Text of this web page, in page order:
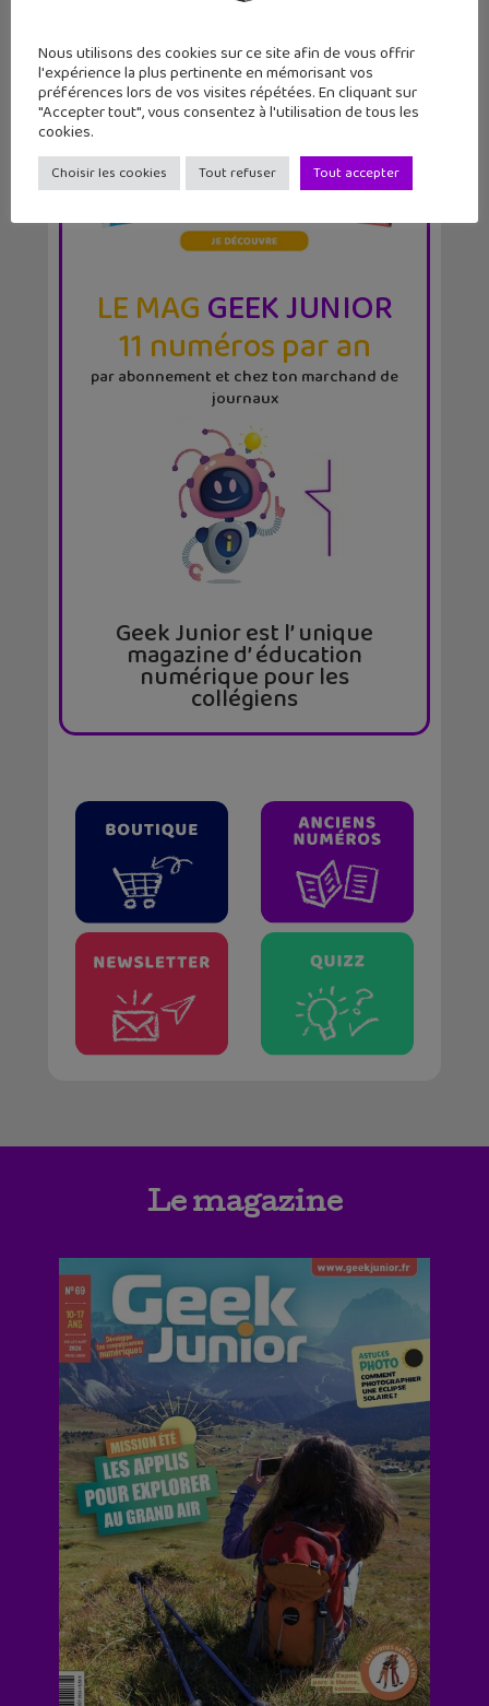
LE MAGGEEK JUNIOR
11 numéros par an
par abonnement et chez ton marchand de
journaux
Geek Junior est l’ unique
magazine d’ éducation
numérique pour les
collégiens
Le magazine
Nous utilisons des cookies sur ce site afin de vous offrir
l'expérience la plus pertinente en mémorisant vos
préférences lors de vos visites répétées. En cliquant sur
"Accepter tout", vous consentez à l'utilisation de tous les
cookies.
Choisir les cookies Tout refuser Tout accepter